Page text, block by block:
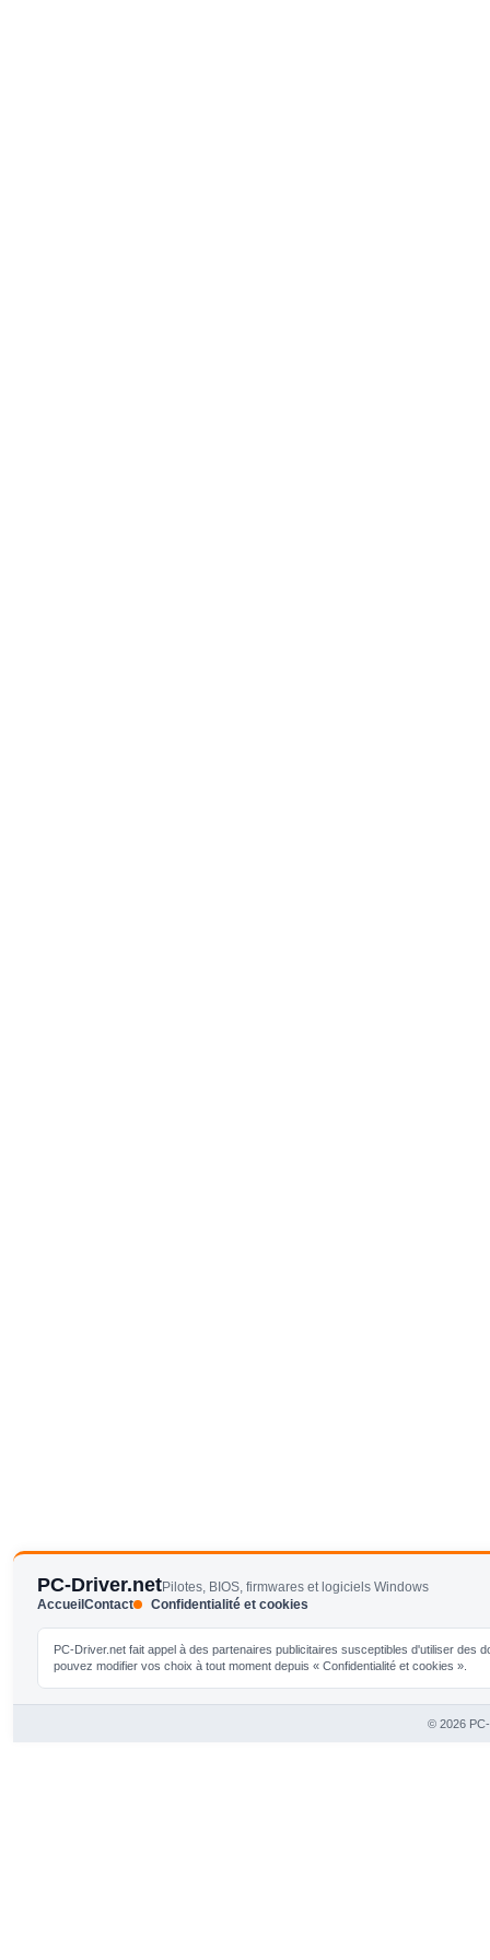
PC-Driver.netPilotes, BIOS, firmwares et logiciels Windows
AccueilContact Confidentialité et cookies
PC-Driver.net fait appel à des partenaires publicitaires susceptibles d'utiliser
pouvez modifier vos choix à tout moment depuis « Confidentialité et cookies ».
© 2026